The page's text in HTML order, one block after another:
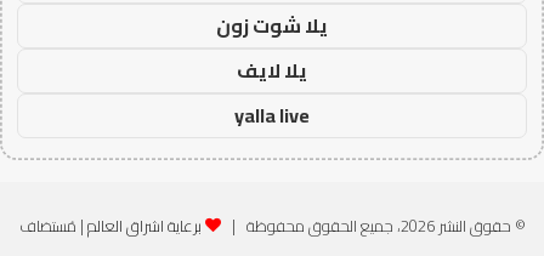
يلا شوت زون
يلا لايف
yalla live
© حقوق النشر 2026، جميع الحقوق محفوظة | برعاية اشراق العالم| مُستضاف